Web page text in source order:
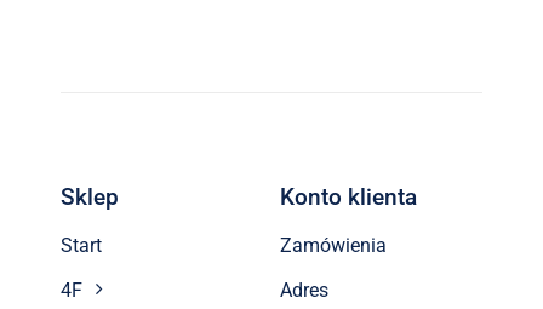
Sklep
Start
4F
Konto klienta
Zamówienia
Adres